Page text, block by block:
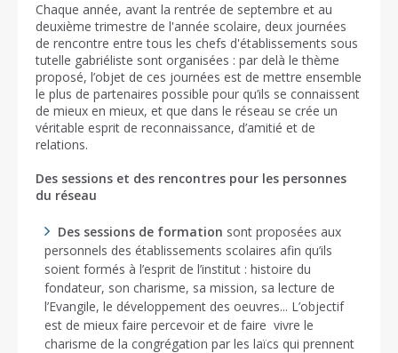
Chaque année, avant la rentrée de septembre et au
deuxième trimestre de l'année scolaire, deux journées
de rencontre entre tous les chefs d'établissements sous
tutelle gabriéliste sont organisées : par delà le thème
proposé, l’objet de ces journées est de mettre ensemble
le plus de partenaires possible pour qu’ils se connaissent
de mieux en mieux, et que dans le réseau se crée un
véritable esprit de reconnaissance, d’amitié et de
relations.
Des sessions et des rencontres pour les personnes
du réseau
Des sessions de formation sont proposées aux
personnels des établissements scolaires afin qu’ils
soient formés à l’esprit de l’institut : histoire du
fondateur, son charisme, sa mission, sa lecture de
l’Evangile, le développement des oeuvres... L’objectif
est de mieux faire percevoir et de faire vivre le
charisme de la congrégation par les laïcs qui prennent